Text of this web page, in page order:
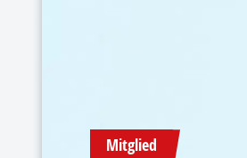
Mitglied